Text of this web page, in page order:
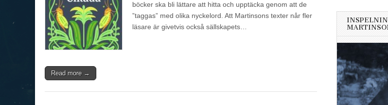
böcker ska bli lättare att hitta och upptäcka genom att de
”taggas” med olika nyckelord. Att Martinsons texter når fler
läsare är givetvis också sällskapets…
Read more →